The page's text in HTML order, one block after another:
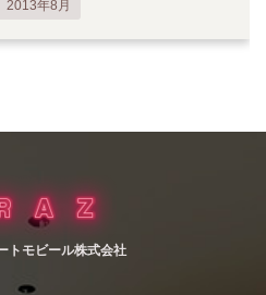
2013年8月
トモビール株式会社